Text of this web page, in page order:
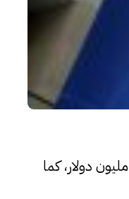
وافق المجلس التنفيذي لصندوق النقد الدولي على برنامج تمويلي جديد لموريتانيا لمدة 42 شهراً بقيمة 95.8 مليون دولار، كما